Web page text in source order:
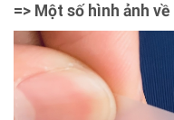
=> Một số hình ảnh về